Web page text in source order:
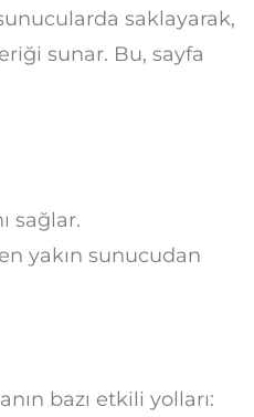
saklayarak,
sunar. Bu, sayfa
sağlar.
yakın sunucudan
bazı etkili yolları: